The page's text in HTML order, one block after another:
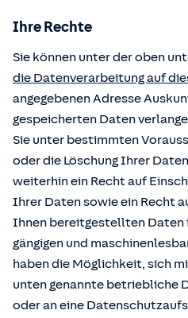
Ihre Rechte
Sie können unter der oben
die Datenverarbeitung auf
angegebenen Adresse
gespeicherten Daten
Sie unter bestimmten
oder die Löschung Ihrer
weiterhin ein Recht auf
Ihrer Daten sowie ein Recht
Ihnen bereitgestellten Daten
gängigen und
haben die Möglichkeit, sich
unten genannte betriebliche
oder an eine